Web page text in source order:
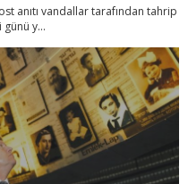
anıtı vandallar tarafından tahrip
y...